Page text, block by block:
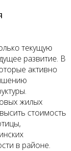
текущую
развитие. В
активно
жилых
стоимость
в районе.